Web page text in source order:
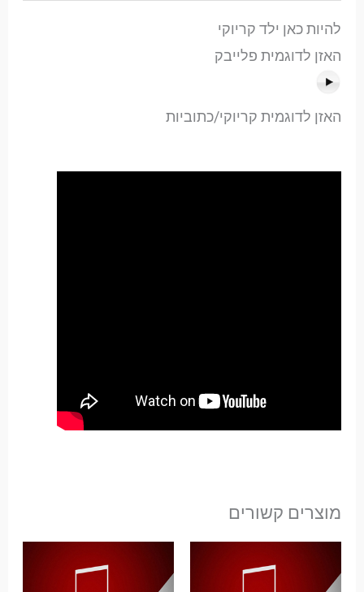
להיות כאן ילד קריוקי
האזן לדוגמית פלייבק
האזן לדוגמית קריוקי/כתוביות
מוצרים קשורים